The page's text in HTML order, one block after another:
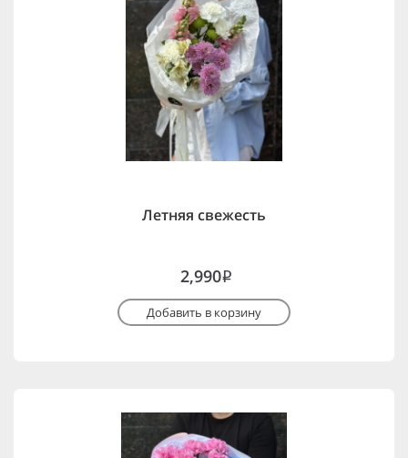
Летняя свежесть
2,990i
Добавить в корзину